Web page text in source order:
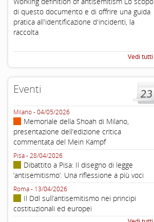
di questo documento e di offrire una guida
pratica all'identificazione d'incidenti, la
raccolta
Vedi tutti
Eventi
Milano - 04/05/2026
Memoriale della Shoah di Milano,
presentazione dell’edizione critica
commentata del Mein Kampf
Pisa - 28/04/2026
Dibattito a Pisa: Il disegno di legge
‘antisemitismo’. Una riflessione a più voci
Roma - 13/04/2026
Il Ddl sull’antisemitismo nei principi
costituzionali ed europei